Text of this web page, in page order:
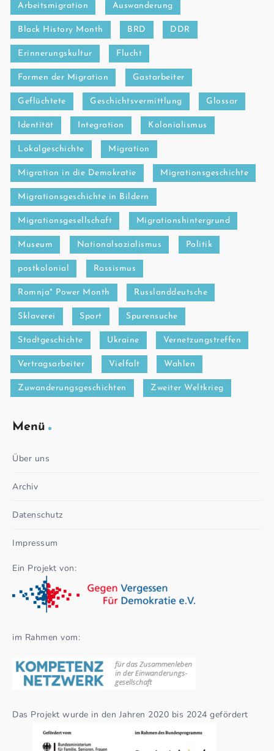
Arbeitsmigration Auswanderung
Black History Month BRD DDR
Erinnerungskultur Flucht
Formen der Migration Gastarbeiter
Geflüchtete Geschichtsvermittlung Glossar
Identität Integration Kolonialismus
Lokalgeschichte Migration
Migration in die Demokratie Migrationsgeschichte
Migrationsgeschichte in Bildern
Migrationsgesellschaft Migrationshintergrund
Museum Nationalsozialismus Politik
postkolonial Rassismus
Romnja* Power Month Russlanddeutsche
Sklaverei Sport Spurensuche
Stadtgeschichte Ukraine Vernetzungstreffen
Vertragsarbeiter Vielfalt Wahlen
Zuwanderungsgeschichten Zweiter Weltkrieg
Menü
Über uns
Archiv
Datenschutz
Impressum
Ein Projekt von:
im Rahmen vom:
Das Projekt wurde in den Jahren 2020 bis 2024 gefördert